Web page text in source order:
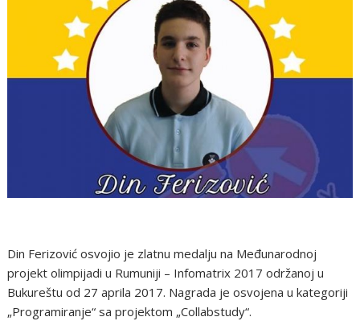
Din Ferizović osvojio je zlatnu medalju na Međunarodnoj
projekt olimpijadi u Rumuniji – Infomatrix 2017 održanoj u
Bukureštu od 27 aprila 2017. Nagrada je osvojena u kategoriji
„Programiranje“ sa projektom „Collabstudy“.